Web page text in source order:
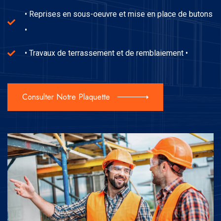
• Reprises en sous-oeuvre et mise en place de butons
•
• Travaux de terrassement et de remblaiement •
Consulter Notre Plaquette